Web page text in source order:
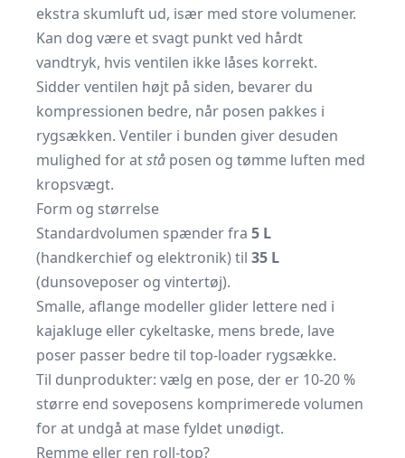
ekstra skumluft ud, især med store volumener.
Kan dog være et svagt punkt ved hårdt
vandtryk, hvis ventilen ikke låses korrekt.
Sidder ventilen højt på siden, bevarer du
kompressionen bedre, når posen pakkes i
rygsækken. Ventiler i bunden giver desuden
mulighed for atstå posen og tømme luften med
kropsvægt.
Form og størrelse
Standardvolumen spænder fra 5 L
(handkerchief og elektronik) til 35 L
(dunsoveposer og vintertøj).
Smalle, aflange modeller glider lettere ned i
kajakluge eller cykeltaske, mens brede, lave
poser passer bedre til top-loader rygsække.
Til dunprodukter: vælg en pose, der er 10-20 %
større end soveposens komprimerede volumen
for at undgå at mase fyldet unødigt.
Remme eller ren roll-top?